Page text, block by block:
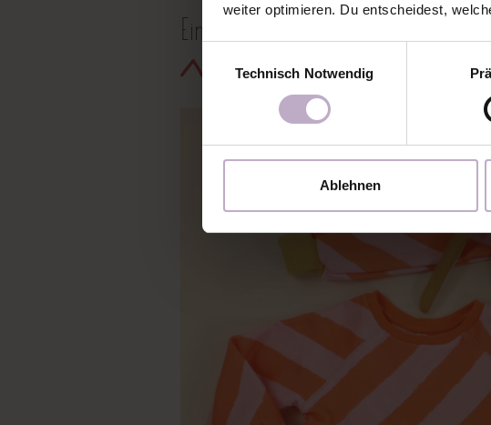
weiter optimieren. Du entscheidest,
Technisch Notwendig
Ablehnen
Ein paar Einsichten in unsere